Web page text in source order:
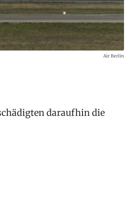
Air Berlin
daraufhin die